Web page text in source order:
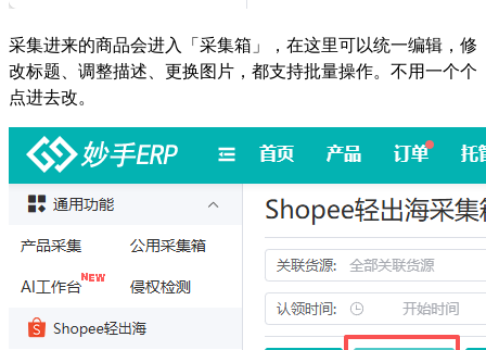
采集进来的商品会进入「采集箱」，在这里可以统一编辑，修
改标题、调整描述、更换图片，都支持批量操作。不用一个个
点进去改。